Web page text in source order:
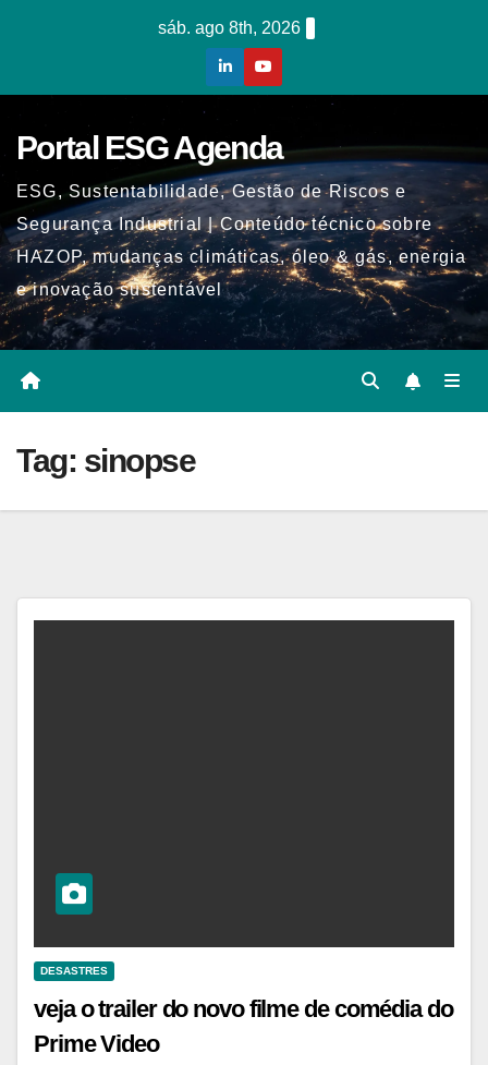
sáb. ago 8th, 2026
Portal ESG Agenda
ESG, Sustentabilidade, Gestão de Riscos e
Segurança Industrial | Conteúdo técnico sobre
HAZOP, mudanças climáticas, óleo & gás, energia
e inovação sustentável
Tag: sinopse
DESASTRES
veja o trailer do novo filme de comédia do
Prime Video